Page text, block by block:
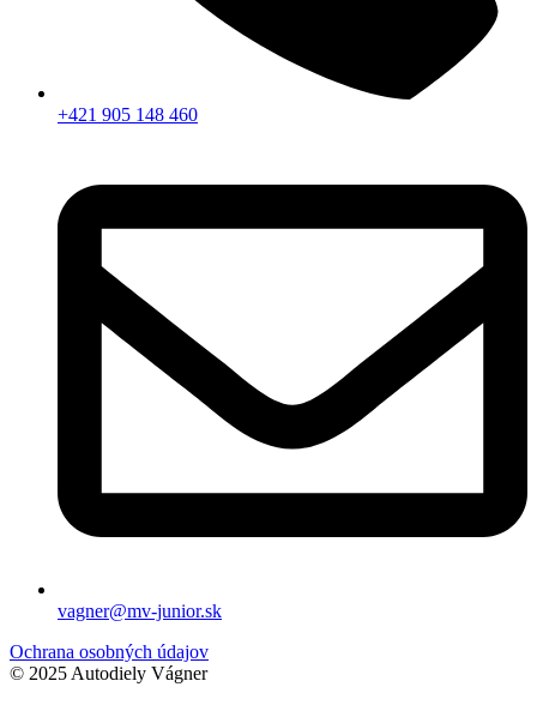
+421 905 148 460
vagner@mv-junior.sk
Ochrana osobných údajov
© 2025 Autodiely Vágner